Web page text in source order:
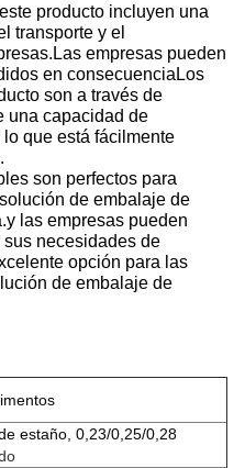
producto incluyen una
transporte y el
empresas pueden
en consecuenciaLos
son a través de
una capacidad de
que está fácilmente
son perfectos para
de embalaje de
las empresas pueden
necesidades de
opción para las
de embalaje de
estaño, 0,23/0,25/0,28